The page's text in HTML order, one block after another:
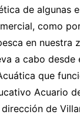
de algunas
como
en nuestra
a cabo
que
Acuario
de